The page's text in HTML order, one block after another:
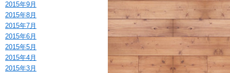
2015年9月
2015年8月
2015年7月
2015年6月
2015年5月
2015年4月
2015年3月